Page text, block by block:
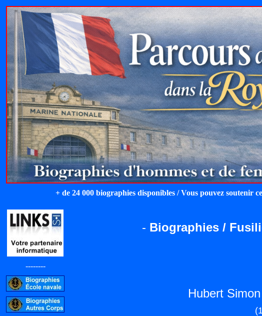
+ de 24 000 biographies disponibles / Vous pouvez soutenir
--------
- Biographies /
Hubert